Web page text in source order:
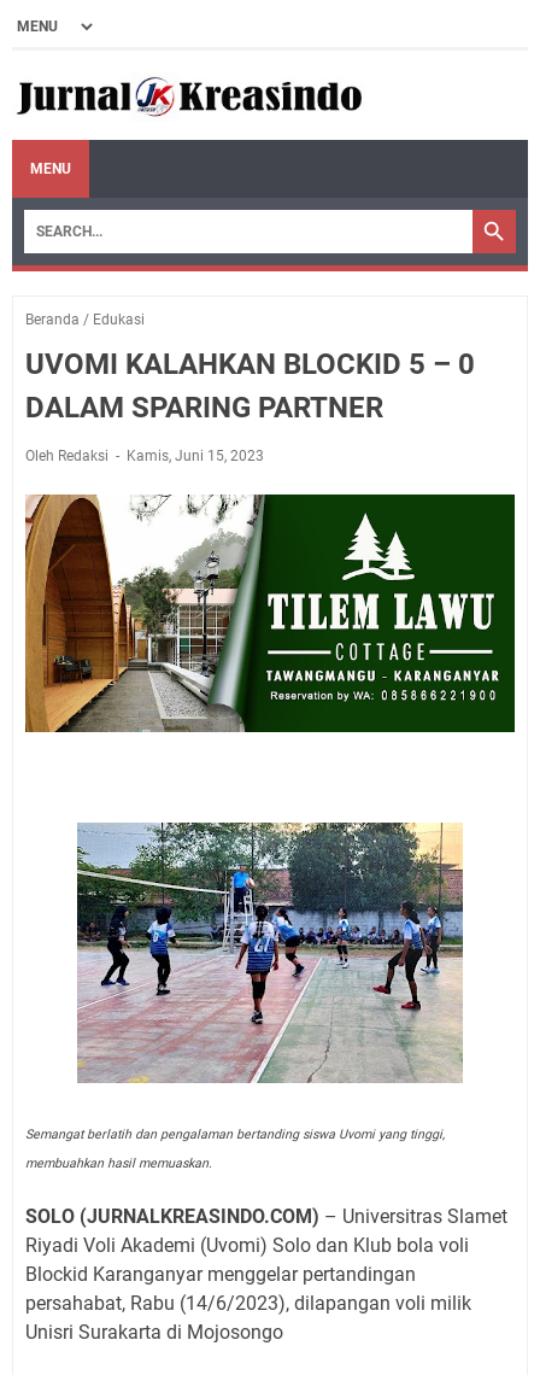
MENU
Beranda / Edukasi
UVOMI KALAHKAN BLOCKID 5 – 0
DALAM SPARING PARTNER
Oleh Redaksi Kamis, Juni 15, 2023
Semangat berlatih dan pengalaman bertanding siswa Uvomi yang tinggi,
membuahkan hasil memuaskan.
SOLO (JURNALKREASINDO.COM) – Universitras Slamet
Riyadi Voli Akademi (Uvomi) Solo dan Klub bola voli
Blockid Karanganyar menggelar pertandingan
persahabat, Rabu (14/6/2023), dilapangan voli milik
Unisri Surakarta di Mojosongo